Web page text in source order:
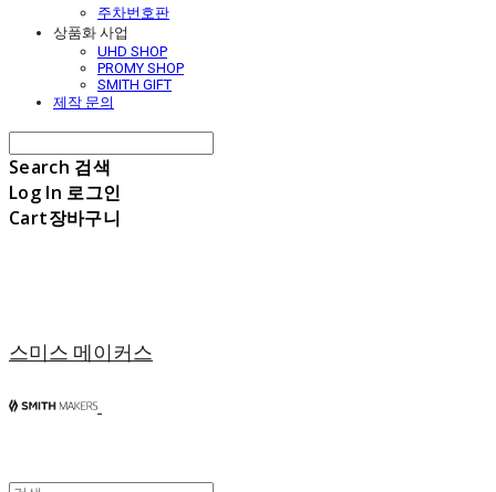
주차번호판
상품화 사업
UHD SHOP
PROMY SHOP
SMITH GIFT
제작 문의
Search 검색
Log In 로그인
Cart장바구니
스미스 메이커스